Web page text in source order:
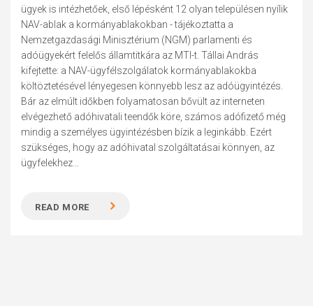
ügyek is intézhetőek, első lépésként 12 olyan településen nyílik
NAV-ablak a kormányablakokban - tájékoztatta a
Nemzetgazdasági Minisztérium (NGM) parlamenti és
adóügyekért felelős államtitkára az MTI-t. Tállai András
kifejtette: a NAV-ügyfélszolgálatok kormányablakokba
költöztetésével lényegesen könnyebb lesz az adóügyintézés.
Bár az elmúlt időkben folyamatosan bővült az interneten
elvégezhető adóhivatali teendők köre, számos adófizető még
mindig a személyes ügyintézésben bízik a leginkább. Ezért
szükséges, hogy az adóhivatal szolgáltatásai könnyen, az
ügyfelekhez...
READ MORE